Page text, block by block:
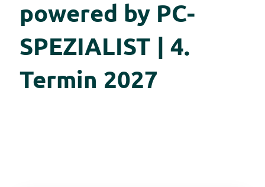
powered by PC-
SPEZIALIST | 4.
Termin 2027